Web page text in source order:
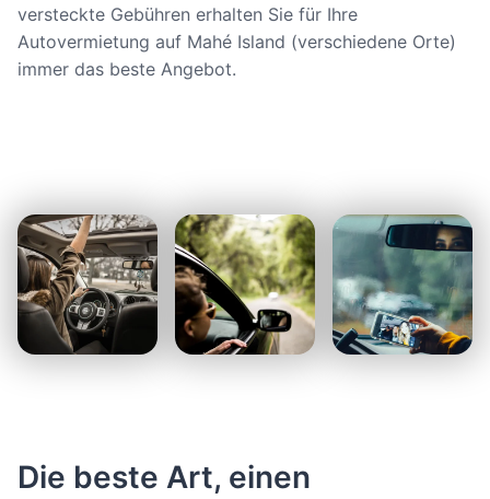
versteckte Gebühren erhalten Sie für Ihre
Autovermietung auf Mahé Island (verschiedene Orte)
immer das beste Angebot.
Die beste Art, einen